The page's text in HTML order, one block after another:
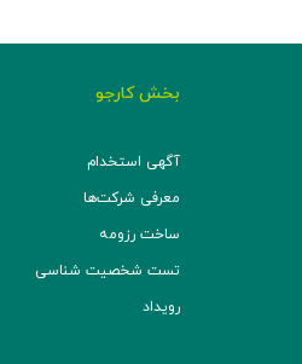
بخش کارجو
آگهی استخدام
معرفی شرکت‌ها
ساخت رزومه
تست شخصیت شناسی
رویداد